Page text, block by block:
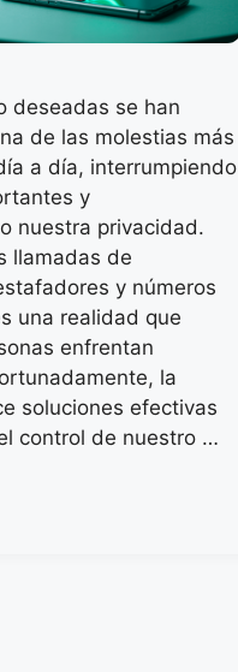
deseadas se han
de las molestias más
a día, interrumpiendo
y
nuestra privacidad.
llamadas de
y números
una realidad que
enfrentan
la
soluciones efectivas
control de nuestro …